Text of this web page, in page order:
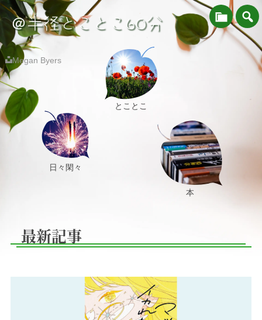
＠半径とことこ60分
とことこ
本
日々閑々
Megan Byers
最新記事